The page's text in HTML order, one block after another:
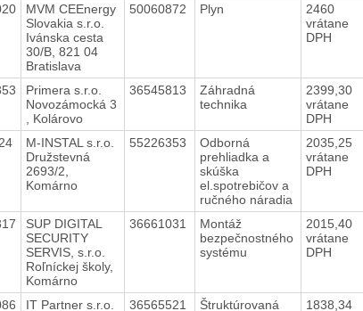
MVM CEEnergy
Slovakia s.r.o.
Ivánska cesta
30/B, 821 04
Bratislava
50060872 Plyn
2460
vrátane
DPH
Primera s.r.o.
Novozámocká 3
, Kolárovo
36545813
Záhradná
technika
2399,30
vrátane
DPH
M-INSTAL s.r.o.
Družstevná
2693/2,
Komárno
55226353
Odborná
prehliadka a
skúška
el.spotrebičov a
ručného náradia
2035,25
vrátane
DPH
SUP DIGITAL
SECURITY
SERVIS, s.r.o.
Roľníckej školy,
Komárno
36661031
Montáž
bezpečnostného
systému
2015,40
vrátane
DPH
IT Partner s.r.o.
36565521
Štruktúrovaná
1838,34